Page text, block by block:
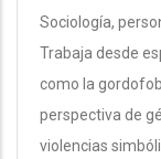
Sociología,
Trabaja desde
como la
perspectiva de
violencias